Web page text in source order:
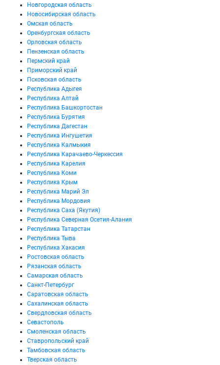
Новгородская область
Новосибирская область
Омская область
Оренбургская область
Орловская область
Пензенская область
Пермский край
Приморский край
Псковская область
Республика Адыгея
Республика Алтай
Республика Башкортостан
Республика Бурятия
Республика Дагестан
Республика Ингушетия
Республика Калмыкия
Республика Карачаево-Черкессия
Республика Карелия
Республика Коми
Республика Крым
Республика Марий Эл
Республика Мордовия
Республика Саха (Якутия)
Республика Северная Осетия-Алания
Республика Татарстан
Республика Тыва
Республика Хакасия
Ростовская область
Рязанская область
Самарская область
Санкт-Петербург
Саратовская область
Сахалинская область
Свердловская область
Севастополь
Смоленская область
Ставропольский край
Тамбовская область
Тверская область